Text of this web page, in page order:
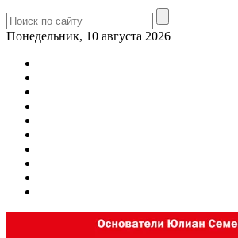
Понедельник, 10 августа 2026